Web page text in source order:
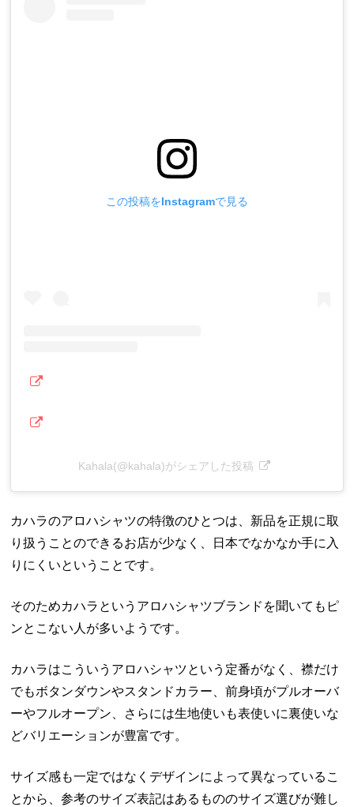
この投稿をInstagramで見る
Kahala(@kahala)がシェアした投稿
カハラのアロハシャツの特徴のひとつは、新品を正規に取
り扱うことのできるお店が少なく、日本でなかなか手に入
りにくいということです。
そのためカハラというアロハシャツブランドを聞いてもピ
ンとこない人が多いようです。
カハラはこういうアロハシャツという定番がなく、襟だけ
でもボタンダウンやスタンドカラー、前身頃がプルオーバ
ーやフルオープン、さらには生地使いも表使いに裏使いな
どバリエーションが豊富です。
サイズ感も一定ではなくデザインによって異なっているこ
とから、参考のサイズ表記はあるもののサイズ選びが難し